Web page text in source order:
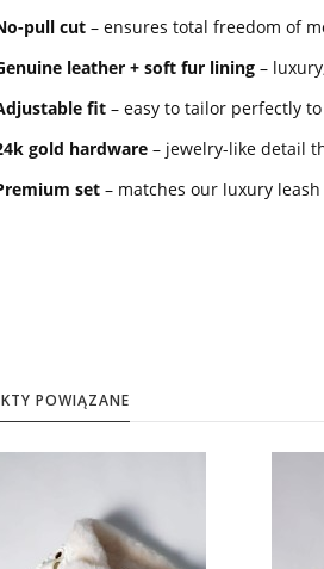
pull cut – ensures total freedom of
leather + soft fur lining –
fit – easy to tailor perfectly to
gold hardware – jewelry-like detail
set – matches our luxury
POWIĄZANE